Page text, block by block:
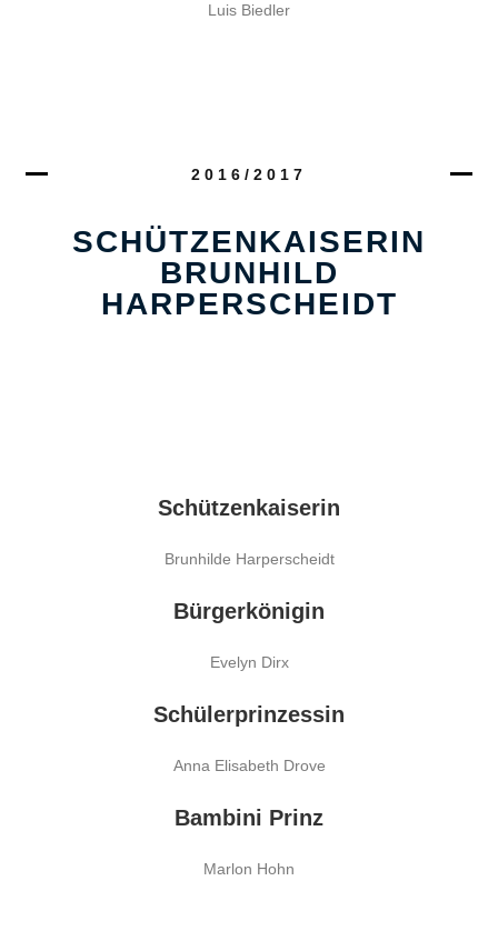
Luis Biedler
2016/2017
SCHÜTZENKAISERIN
BRUNHILD
HARPERSCHEIDT
Schützenkaiserin
Brunhilde Harperscheidt
Bürgerkönigin
Evelyn Dirx
Schülerprinzessin
Anna Elisabeth Drove
Bambini Prinz
Marlon Hohn